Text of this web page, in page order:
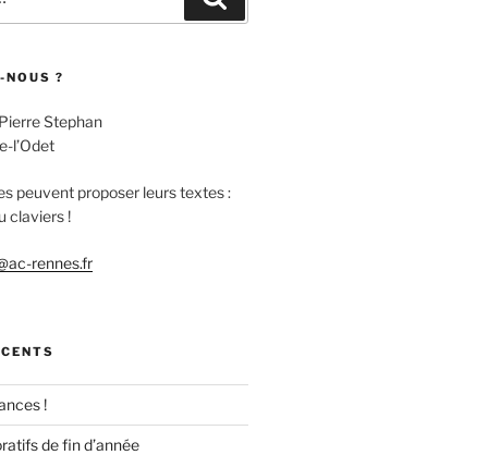
?
Stephan
l’Odet
peuvent proposer leurs textes :
claviers !
rennes.fr
!
de fin d’année